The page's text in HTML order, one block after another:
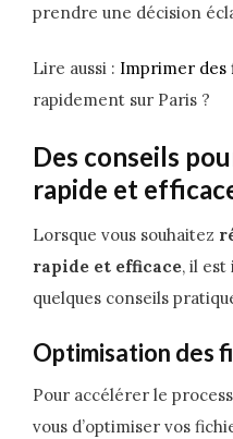
prendre une décision
Lire aussi : Imprimer des
rapidement sur Paris ?
Des conseils
rapide et
Lorsque vous souhaitez
rapide et efficace, il
quelques conseils
Optimisation des
Pour accélérer le
vous d’optimiser vos